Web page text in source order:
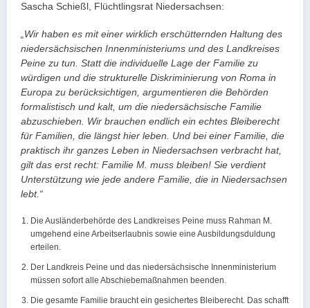
Sascha Schießl, Flüchtlingsrat Niedersachsen:
„Wir haben es mit einer wirklich erschütternden Haltung des
niedersächsischen Innenministeriums und des Landkreises
Peine zu tun. Statt die individuelle Lage der Familie zu
würdigen und die strukturelle Diskriminierung von Roma in
Europa zu berücksichtigen, argumentieren die Behörden
formalistisch und kalt, um die niedersächsische Familie
abzuschieben. Wir brauchen endlich ein echtes Bleiberecht
für Familien, die längst hier leben. Und bei einer Familie, die
praktisch ihr ganzes Leben in Niedersachsen verbracht hat,
gilt das erst recht: Familie M. muss bleiben! Sie verdient
Unterstützung wie jede andere Familie, die in Niedersachsen
lebt.“
Die Ausländerbehörde des Landkreises Peine muss Rahman M.
umgehend eine Arbeitserlaubnis sowie eine Ausbildungsduldung
erteilen.
Der Landkreis Peine und das niedersächsische Innenministerium
müssen sofort alle Abschiebemaßnahmen beenden.
Die gesamte Familie braucht ein gesichertes Bleiberecht. Das schafft